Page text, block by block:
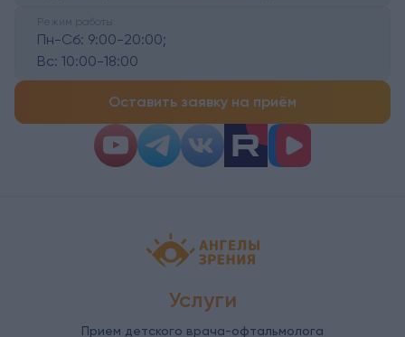
Режим работы:
Пн-Сб: 9:00-20:00;
Вс: 10:00-18:00
Оставить заявку на приём
Детская офтальмология Ангелы
Услуги
Прием детского врача-офтальмолога